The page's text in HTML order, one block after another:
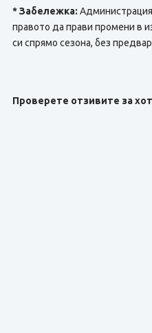
* Забележка:
правото да прави промени в
си спрямо сезона, без
Проверете отзивите за